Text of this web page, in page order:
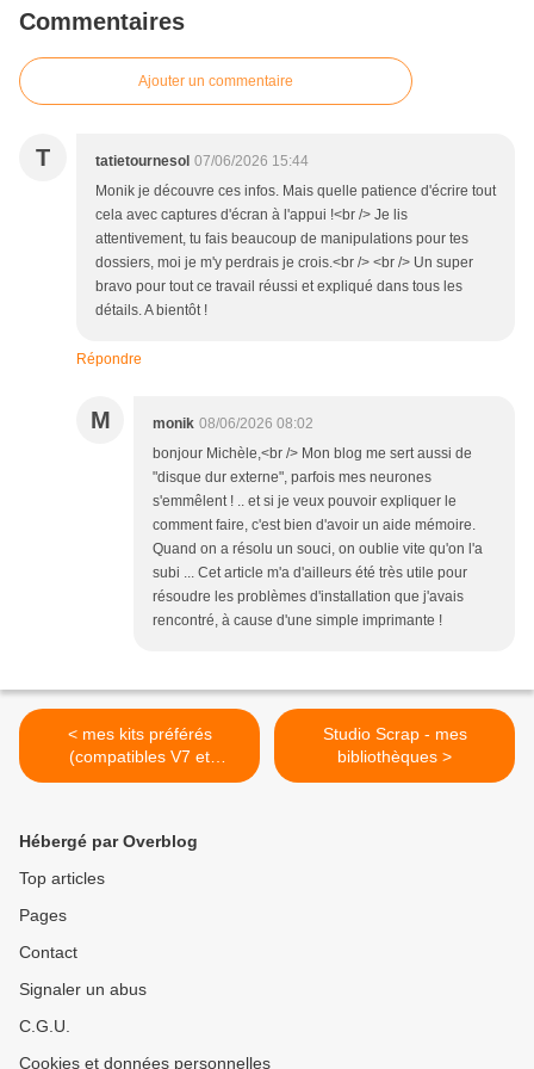
Commentaires
Ajouter un commentaire
T tatietournesol 07/06/2026 15:44
Monik je découvre ces infos. Mais quelle patience d'écrire tout
cela avec captures d'écran à l'appui !<br /> Je lis
attentivement, tu fais beaucoup de manipulations pour tes
dossiers, moi je m'y perdrais je crois.<br /> <br /> Un super
bravo pour tout ce travail réussi et expliqué dans tous les
détails. A bientôt !
Répondre
M monik 08/06/2026 08:02
bonjour Michèle,<br /> Mon blog me sert aussi de
"disque dur externe", parfois mes neurones
s'emmêlent ! .. et si je veux pouvoir expliquer le
comment faire, c'est bien d'avoir un aide mémoire.
Quand on a résolu un souci, on oublie vite qu'on l'a
subi ... Cet article m'a d'ailleurs été très utile pour
résoudre les problèmes d'installation que j'avais
rencontré, à cause d'une simple imprimante !
< mes kits préférés
(compatibles V7 et
antérieurs)
Studio Scrap - mes
bibliothèques >
Hébergé par Overblog
Top articles
Pages
Contact
Signaler un abus
C.G.U.
Cookies et données personnelles